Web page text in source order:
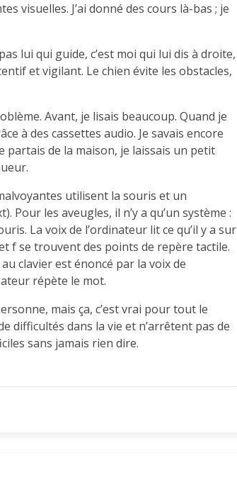
visuelles. J’ai donné des cours là-bas ; je
pas lui qui guide, c’est moi qui lui dis à droite,
et vigilant. Le chien évite les obstacles,
Avant, je lisais beaucoup. Quand je
à des cassettes audio. Je savais encore
partais de la maison, je laissais un petit
utilisent la souris et un
Pour les aveugles, il n’y a qu’un système :
La voix de l’ordinateur lit ce qu’il y a sur
f se trouvent des points de repère tactile.
clavier est énoncé par la voix de
répète le mot.
mais ça, c’est vrai pour tout le
difficultés dans la vie et n’arrêtent pas de
sans jamais rien dire.